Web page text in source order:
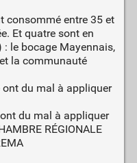
consommé entre 35 et
Et quatre sont en
: le bocage Mayennais,
la communauté
ont du mal à appliquer
du mal à appliquer
RÉGIONALE